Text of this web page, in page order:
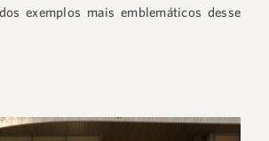
exemplos mais emblemáticos desse